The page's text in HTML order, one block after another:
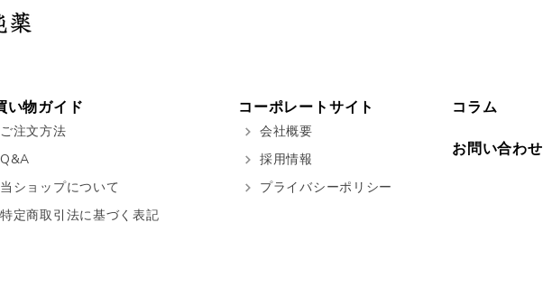
い物ガイド
ご注文方法
Q&A
当ショップについて
特定商取引法に基づく表記
コーポレートサイト コラム
会社概要
採用情報
プライバシーポリシー
お問い合わせ